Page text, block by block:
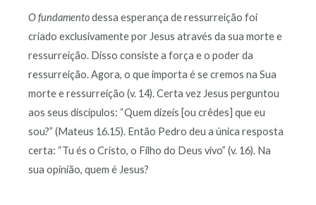
O fundamentodessa esperança de ressurreição foi
criado exclusivamente por Jesus através da sua morte e
ressurreição. Disso consiste a força e o poder da
ressurreição. Agora, o que importa é se cremos na Sua
morte e ressurreição (v. 14). Certa vez Jesus perguntou
aos seus discípulos: “Quem dizeis [ou crêdes] que eu
sou?” (Mateus 16.15). Então Pedro deu a única resposta
certa: “Tu és o Cristo, o Filho do Deus vivo” (v. 16). Na
sua opinião, quem é Jesus?